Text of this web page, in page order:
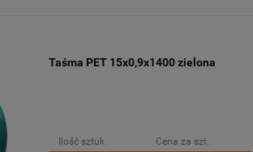
Taśma PET 15x0,9x1400 zielona
Ilość sztuk
Cena za szt.